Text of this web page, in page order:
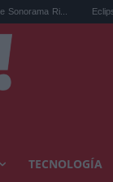
Eclipse solar en
TECNOLOGÍA